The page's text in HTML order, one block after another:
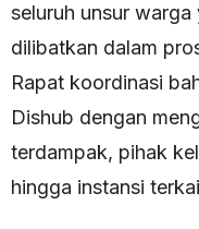
seluruh unsur
dilibatkan dalam
Rapat koordinasi
Dishub dengan
terdampak, pihak
hingga instansi